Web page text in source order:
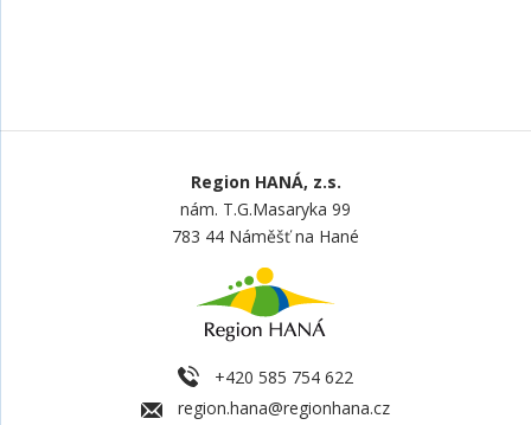
Region HANÁ, z.s.
nám. T.G.Masaryka 99
783 44 Náměšť na Hané
+420 585 754 622
region.hana@regionhana.cz